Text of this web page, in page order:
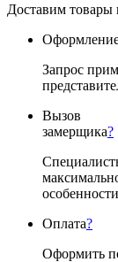
Доставим товары
Запрос
Вызов
замерщика?
Оплата?
Оформить